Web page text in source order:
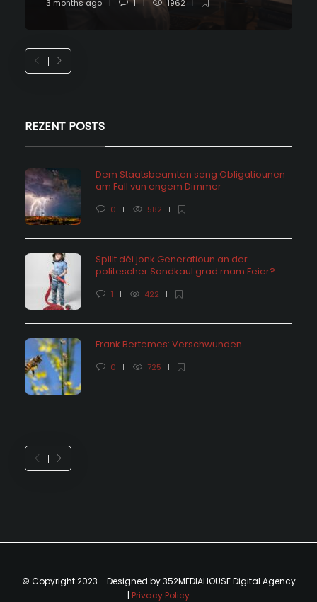
3 months ago 1 1962
REZENT POSTS
Dem Staatsbeamten seng Obligatiounen
am Fall vun engem Dimmer
0 582
Spillt déi jonk Generatioun an der
politescher Sandkaul grad mam Feier?
1 422
Frank Bertemes: Verschwunden….
0 725
© Copyright 2023 - Designed by 352MEDIAHOUSE Digital Agency
| Privacy Policy